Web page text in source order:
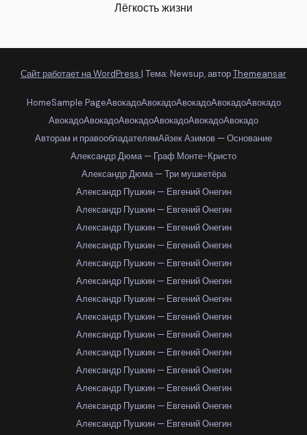
Лёгкость жизни
Сайт работает на WordPress | Тема: Newsup, авторThemeansar
HomeSample PageАвокадоАвокадоАвокадоАвокадоАвокадо
АвокадоАвокадоАвокадоАвокадоАвокадоАвокадо
Авторам и правообладателямАйзек Азимов — Основание
Александр Дюма — Граф Монте-Кристо
Александр Дюма — Три мушкетёра
Александр Пушкин — Евгений Онегин
Александр Пушкин — Евгений Онегин
Александр Пушкин — Евгений Онегин
Александр Пушкин — Евгений Онегин
Александр Пушкин — Евгений Онегин
Александр Пушкин — Евгений Онегин
Александр Пушкин — Евгений Онегин
Александр Пушкин — Евгений Онегин
Александр Пушкин — Евгений Онегин
Александр Пушкин — Евгений Онегин
Александр Пушкин — Евгений Онегин
Александр Пушкин — Евгений Онегин
Александр Пушкин — Евгений Онегин
Александр Пушкин — Евгений Онегин